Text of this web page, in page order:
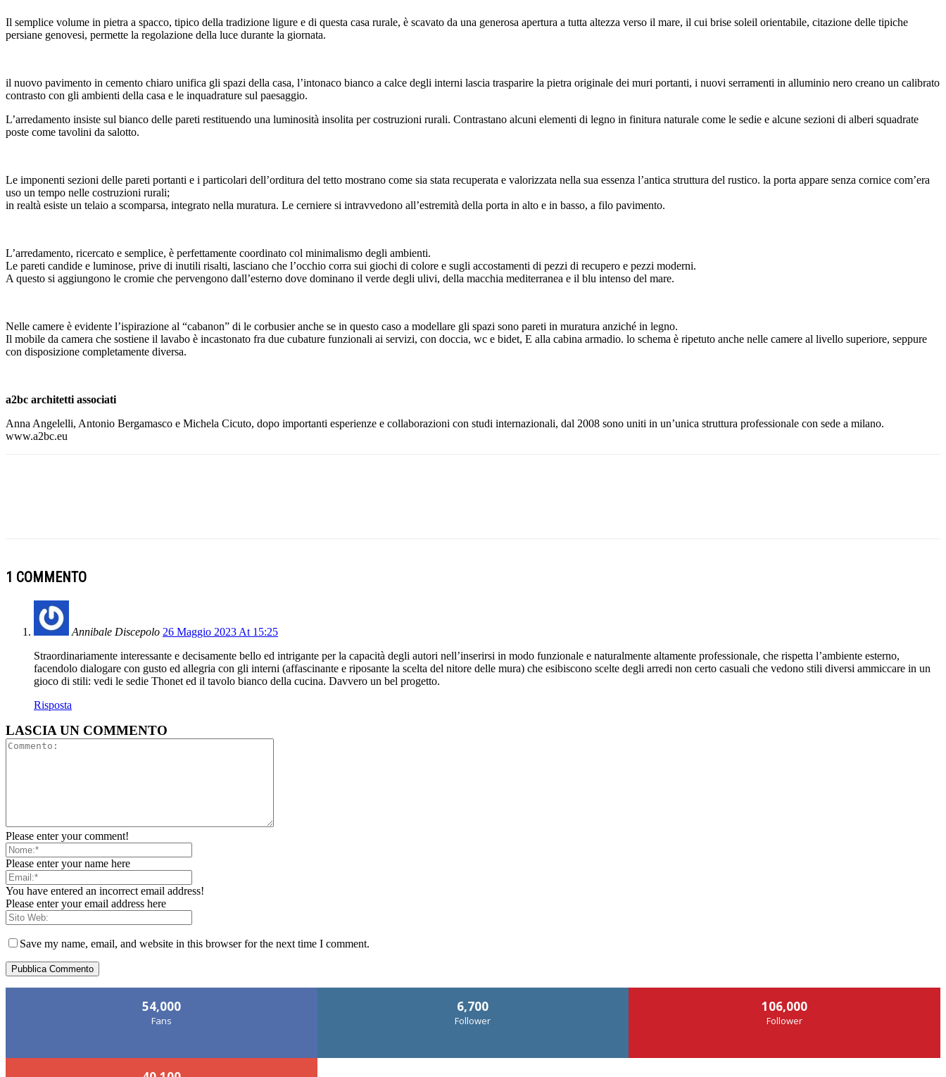
Il semplice volume in pietra a spacco, tipico della tradizione ligure e di questa casa rurale, è scavato da una generosa apertura a tutta altezza verso il mare, il cui brise soleil orientabile, citazione delle tipiche
persiane genovesi, permette la regolazione della luce durante la giornata.
il nuovo pavimento in cemento chiaro unifica gli spazi della casa, l’intonaco bianco a calce degli interni lascia trasparire la pietra originale dei muri portanti, i nuovi serramenti in alluminio nero creano un calibrato
contrasto con gli ambienti della casa e le inquadrature sul paesaggio.
L’arredamento insiste sul bianco delle pareti restituendo una luminosità insolita per costruzioni rurali. Contrastano alcuni elementi di legno in finitura naturale come le sedie e alcune sezioni di alberi squadrate
poste come tavolini da salotto.
Le imponenti sezioni delle pareti portanti e i particolari dell’orditura del tetto mostrano come sia stata recuperata e valorizzata nella sua essenza l’antica struttura del rustico. la porta appare senza cornice com’era
uso un tempo nelle costruzioni rurali;
in realtà esiste un telaio a scomparsa, integrato nella muratura. Le cerniere si intravvedono all’estremità della porta in alto e in basso, a filo pavimento.
L’arredamento, ricercato e semplice, è perfettamente coordinato col minimalismo degli ambienti.
Le pareti candide e luminose, prive di inutili risalti, lasciano che l’occhio corra sui giochi di colore e sugli accostamenti di pezzi di recupero e pezzi moderni.
A questo si aggiungono le cromie che pervengono dall’esterno dove dominano il verde degli ulivi, della macchia mediterranea e il blu intenso del mare.
Nelle camere è evidente l’ispirazione al “cabanon” di le corbusier anche se in questo caso a modellare gli spazi sono pareti in muratura anziché in legno.
Il mobile da camera che sostiene il lavabo è incastonato fra due cubature funzionali ai servizi, con doccia, wc e bidet, E alla cabina armadio. lo schema è ripetuto anche nelle camere al livello superiore, seppure
con disposizione completamente diversa.
a2bc architetti associati
Anna Angelelli, Antonio Bergamasco e Michela Cicuto, dopo importanti esperienze e collaborazioni con studi internazionali, dal 2008 sono uniti in un’unica struttura professionale con sede a milano.
www.a2bc.eu
1 COMMENTO
Annibale Discepolo 26 Maggio 2023 At 15:25
Straordinariamente interessante e decisamente bello ed intrigante per la capacità degli autori nell’inserirsi in modo funzionale e naturalmente altamente professionale, che rispetta l’ambiente esterno,
facendolo dialogare con gusto ed allegria con gli interni (affascinante e riposante la scelta del nitore delle mura) che esibiscono scelte degli arredi non certo casuali che vedono stili diversi ammiccare in un
gioco di stili: vedi le sedie Thonet ed il tavolo bianco della cucina. Davvero un bel progetto.
Risposta
LASCIA UN COMMENTO
Please enter your comment!
Please enter your name here
You have entered an incorrect email address!
Please enter your email address here
Save my name, email, and website in this browser for the next time I comment.
54,000
Fans
6,700
Follower
106,000
Follower